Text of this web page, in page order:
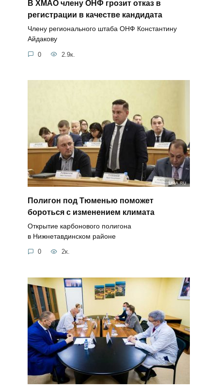
В ХМАО члену ОНФ грозит отказ в
регистрации в качестве кандидата
Члену регионального штаба ОНФ Константину
Айдакову
0 2.9к.
Полигон под Тюменью поможет
бороться с изменением климата
Открытие карбонового полигона
в Нижнетавдинском районе
0 2к.